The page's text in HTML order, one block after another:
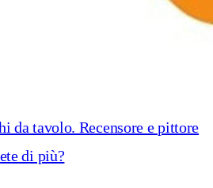
da tavolo. Recensore e pittore
di più?